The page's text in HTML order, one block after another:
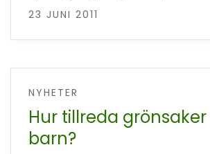
23 JUNI 2011
NYHETER
Hur tillreda
barn?